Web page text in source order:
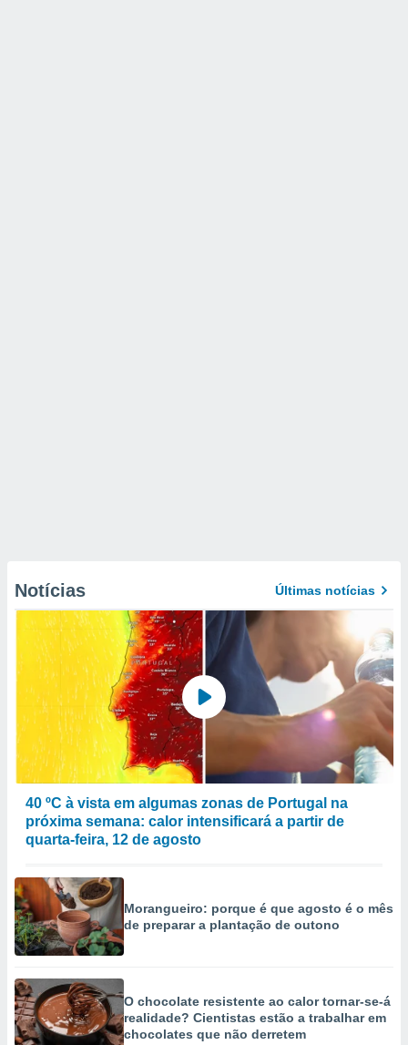
Notícias Últimas notícias
40 ºC à vista em algumas zonas de Portugal na
próxima semana: calor intensificará a partir de
quarta-feira, 12 de agosto
Morangueiro: porque é que agosto é o mês
de preparar a plantação de outono
O chocolate resistente ao calor tornar-se-á
realidade? Cientistas estão a trabalhar em
chocolates que não derretem